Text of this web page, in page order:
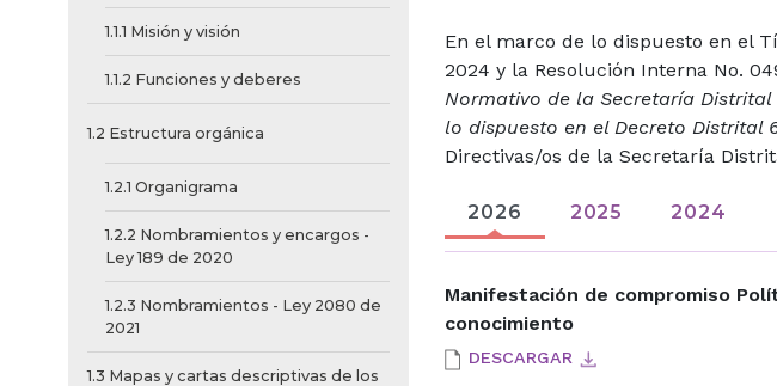
1.1.1 Misión y visión
1.1.2 Funciones y deberes
1.2 Estructura orgánica
1.2.1 Organigrama
1.2.2 Nombramientos y encargos -
Ley 189 de 2020
1.2.3 Nombramientos - Ley 2080 de
2021
1.3 Mapas y cartas descriptivas de los
En el marco de lo dispuesto en el
2024 y la Resolución Interna No.
Normativo de la Secretaría
lo dispuesto en el Decreto Distrital
Directivas/os de la Secretaría
2026 2025 2024
Manifestación de compromiso
conocimiento
DESCARGAR